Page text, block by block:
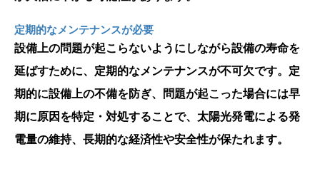
定期的なメンテナンスが必要
設備上の問題が起こらないようにしながら設備の寿命を
延ばすために、定期的なメンテナンスが不可欠です。定
期的に設備上の不備を防ぎ、問題が起こった場合には早
期に原因を特定・対処することで、太陽光発電による発
電量の維持、長期的な経済性や安全性が保たれます。